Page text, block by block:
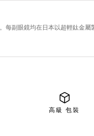
高級 包裝